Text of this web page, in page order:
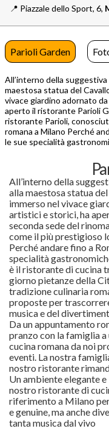
📍️ Piazzale dello Sport, 6,
Parioli Garden
All’interno della
maestosa statua del
vivace giardino adornato
aperto il ristorante Parioli
ristorante Parioli,
romana a Milano Perché
le sue specialità
All’interno della
alla maestosa statua
immerso nel vivace
artistici e storici, ha
seconda sede del
come il più prestigioso
Perché andare fino a
specialità
è il ristorante di cucina
giorno pietanze della
tradizione culinaria
proposte per
musica e del
Da un appuntamento
pranzo con la famiglia
cucina romana da noi
eventi. La nostra
nostro ristorante
Un ambiente elegante
nostro ristorante di
riferimento a Milano
e genuine, ma anche
tanta musica dal vivo